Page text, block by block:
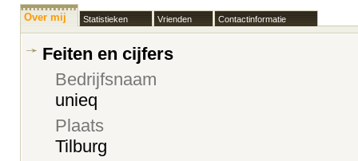
Over mij Statistieken Vrienden Contactinformatie
Feiten en cijfers
Bedrijfsnaam
unieq
Plaats
Tilburg